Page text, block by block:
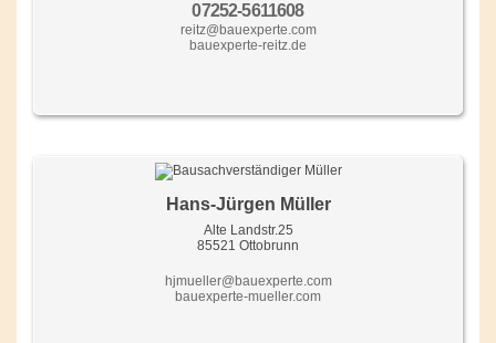
07252-5611608
reitz@bauexperte.com
bauexperte-reitz.de
Hans-Jürgen Müller
Alte Landstr.25
85521 Ottobrunn
hjmueller@bauexperte.com
bauexperte-mueller.com